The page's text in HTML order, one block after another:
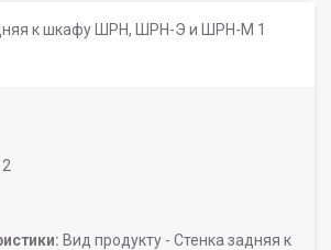
Вид продукту - Стенка задняя к